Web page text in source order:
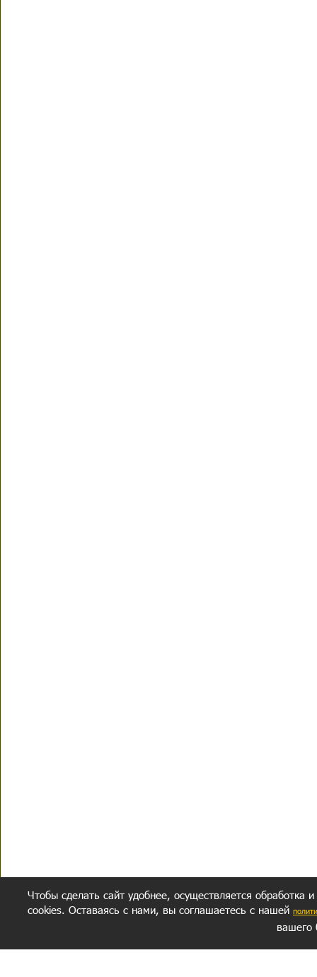
Чтобы сделать сайт удобнее, осуществляется обработка
cookies. Оставаясь с нами, вы соглашаетесь с нашей
вашего